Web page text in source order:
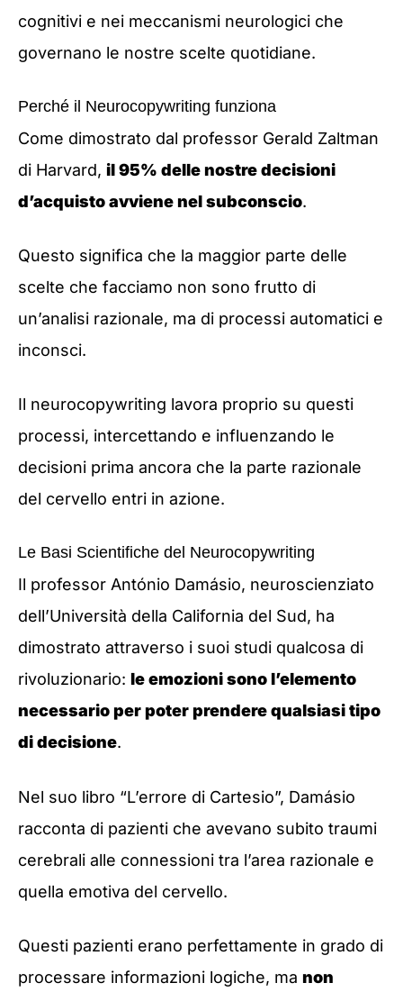
cognitivi e nei meccanismi neurologici che
governano le nostre scelte quotidiane.
Perché il Neurocopywriting funziona
Come dimostrato dal professor Gerald Zaltman
di Harvard, il 95% delle nostre decisioni
d’acquisto avviene nel subconscio.
Questo significa che la maggior parte delle
scelte che facciamo non sono frutto di
un’analisi razionale, ma di processi automatici e
inconsci.
Il neurocopywriting lavora proprio su questi
processi, intercettando e influenzando le
decisioni prima ancora che la parte razionale
del cervello entri in azione.
Le Basi Scientifiche del Neurocopywriting
Il professor António Damásio, neuroscienziato
dell’Università della California del Sud, ha
dimostrato attraverso i suoi studi qualcosa di
rivoluzionario: le emozioni sono l’elemento
necessario per poter prendere qualsiasi tipo
di decisione.
Nel suo libro “L’errore di Cartesio”, Damásio
racconta di pazienti che avevano subito traumi
cerebrali alle connessioni tra l’area razionale e
quella emotiva del cervello.
Questi pazienti erano perfettamente in grado di
processare informazioni logiche, ma non